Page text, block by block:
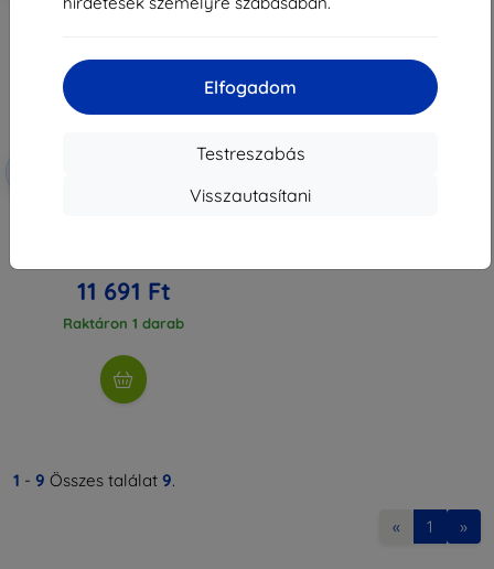
Elfogadom
Testreszabás
Visszautasítani
11 691 Ft
Raktáron 1 darab
1 - 9 Összes találat 9.
« 1 »